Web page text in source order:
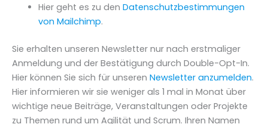
Hier geht es zu den Datenschutzbestimmungen
von Mailchimp.
Sie erhalten unseren Newsletter nur nach erstmaliger
Anmeldung und der Bestätigung durch Double-Opt-In.
Hier können Sie sich für unseren Newsletter anzumelden.
Hier informieren wir sie weniger als 1 mal in Monat über
wichtige neue Beiträge, Veranstaltungen oder Projekte
zu Themen rund um Agilität und Scrum. Ihren Namen